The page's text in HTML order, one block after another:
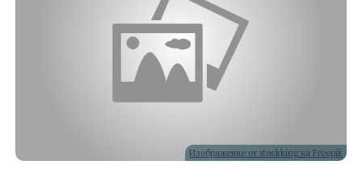
Изображение от stockking на Freepik